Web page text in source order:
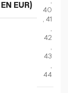
EUR)
40
41
42
43
44